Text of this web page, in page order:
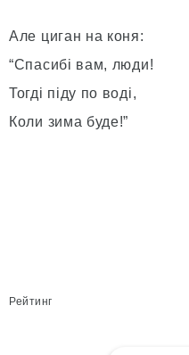
Але циган на коня:
“Cпacибi вам, люди!
Toгдi піду по воді,
Коли зима буде!”
Рейтинг